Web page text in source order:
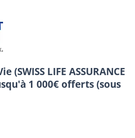
(SWISS LIFE ASSURANCE
1 000€ offerts (sous